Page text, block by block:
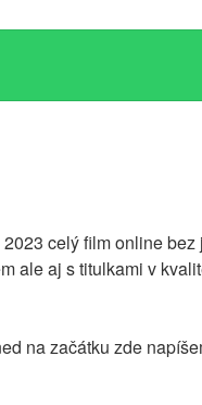
celý film online
ale aj s titulkami v
na začátku zde